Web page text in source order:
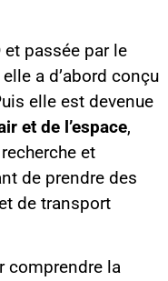
et passée par le
a d’abord conçu
elle est devenue
et de l’espace,
et
de prendre des
de transport
comprendre la